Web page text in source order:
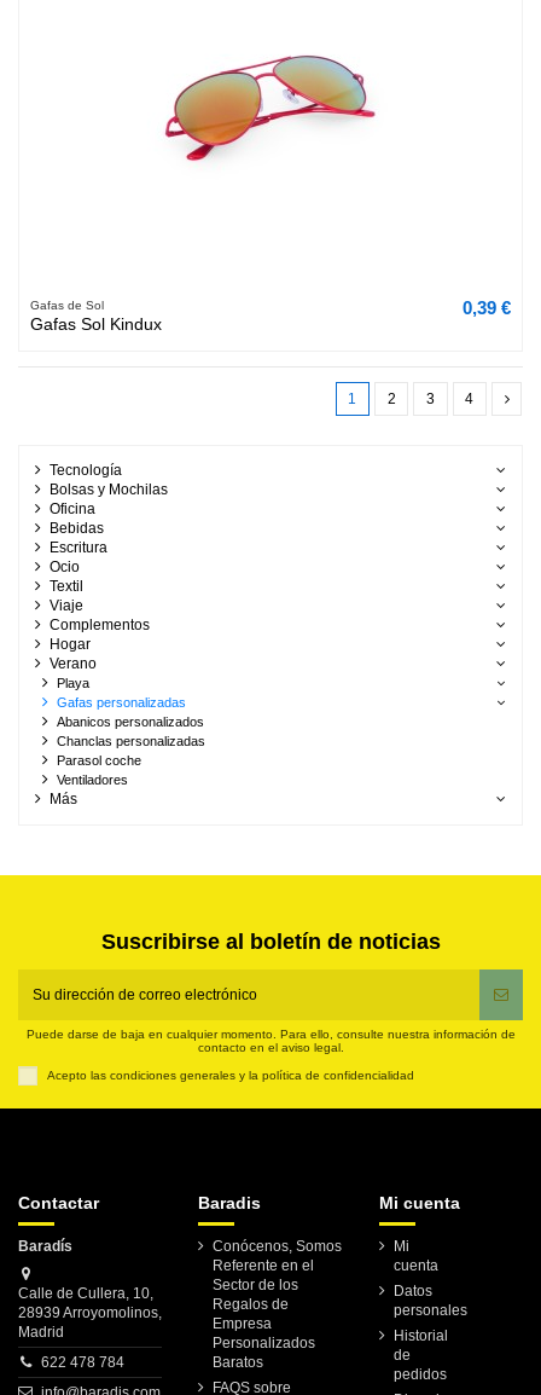
Gafas de Sol
Gafas Sol Kindux
0,39 €
1 2 3 4
Tecnología
Bolsas y Mochilas
Oficina
Bebidas
Escritura
Ocio
Textil
Viaje
Complementos
Hogar
Verano
Playa
Gafas personalizadas
Abanicos personalizados
Chanclas personalizadas
Parasol coche
Ventiladores
Más
Suscribirse al boletín de noticias
Puede darse de baja en cualquier momento. Para ello, consulte nuestra información de
contacto en el aviso legal.
Acepto las condiciones generales y la política de confidencialidad
Contactar
Baradís
Calle de Cullera, 10,
28939 Arroyomolinos,
Madrid
622 478 784
Baradis
Conócenos, Somos
Referente en el
Sector de los
Regalos de
Empresa
Personalizados
Baratos
FAQS sobre
Mi cuenta
Mi
cuenta
Datos
personales
Historial
de
pedidos